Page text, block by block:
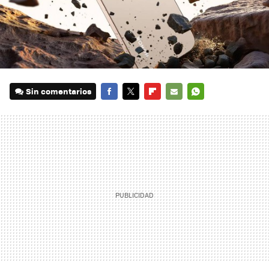
Sin comentarios
MAIL